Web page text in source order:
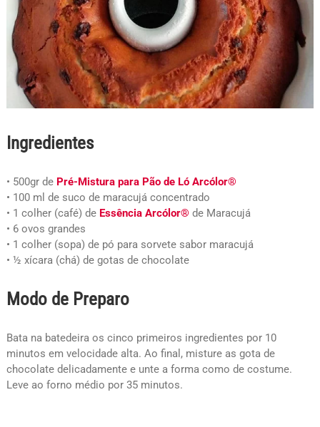
Ingredientes
• 500gr de Pré-Mistura para Pão de Ló Arcólor®
• 100 ml de suco de maracujá concentrado
• 1 colher (café) de Essência Arcólor® de Maracujá
• 6 ovos grandes
• 1 colher (sopa) de pó para sorvete sabor maracujá
• ½ xícara (chá) de gotas de chocolate
Modo de Preparo
Bata na batedeira os cinco primeiros ingredientes por 10
minutos em velocidade alta. Ao final, misture as gota de
chocolate delicadamente e unte a forma como de costume.
Leve ao forno médio por 35 minutos.